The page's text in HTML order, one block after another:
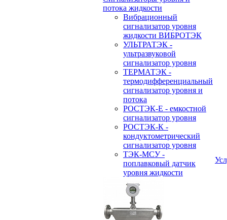
потока жидкости
Вибрационный
сигнализатор уровня
жидкости ВИБРОТЭК
УЛЬТРАТЭК -
ультразвуковой
сигнализатор уровня
ТЕРМАТЭК -
термодифференциальный
сигнализатор уровня и
потока
РОСТЭК-Е - емкостной
сигнализатор уровня
РОСТЭК-К -
кондуктометрический
сигнализатор уровня
ТЭК-МСУ -
поплавковый датчик
уровня жидкости